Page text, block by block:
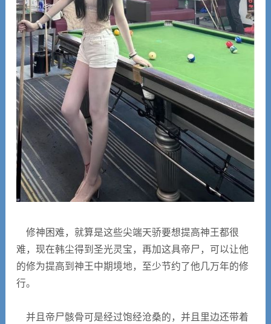
修神困难，就算是这些尖端天骄要想提高神王都很
难，现在韩尘得到圣光灵宝，再加这具帝尸，可以让他
的修为提高到神王中期境地，至少节约了他几万年的修
行。
并且帝尸骸骨可是经过饱经沧桑的，并且里边还带着